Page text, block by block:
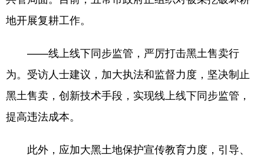
地开展复耕工作。
——线上线下同步监管，严厉打击黑土售卖行
为。受访人士建议，加大执法和监督力度，坚决制止
黑土售卖，创新技术手段，实现线上线下同步监管，
提高违法成本。
此外，应加大黑土地保护宣传教育力度，引导、